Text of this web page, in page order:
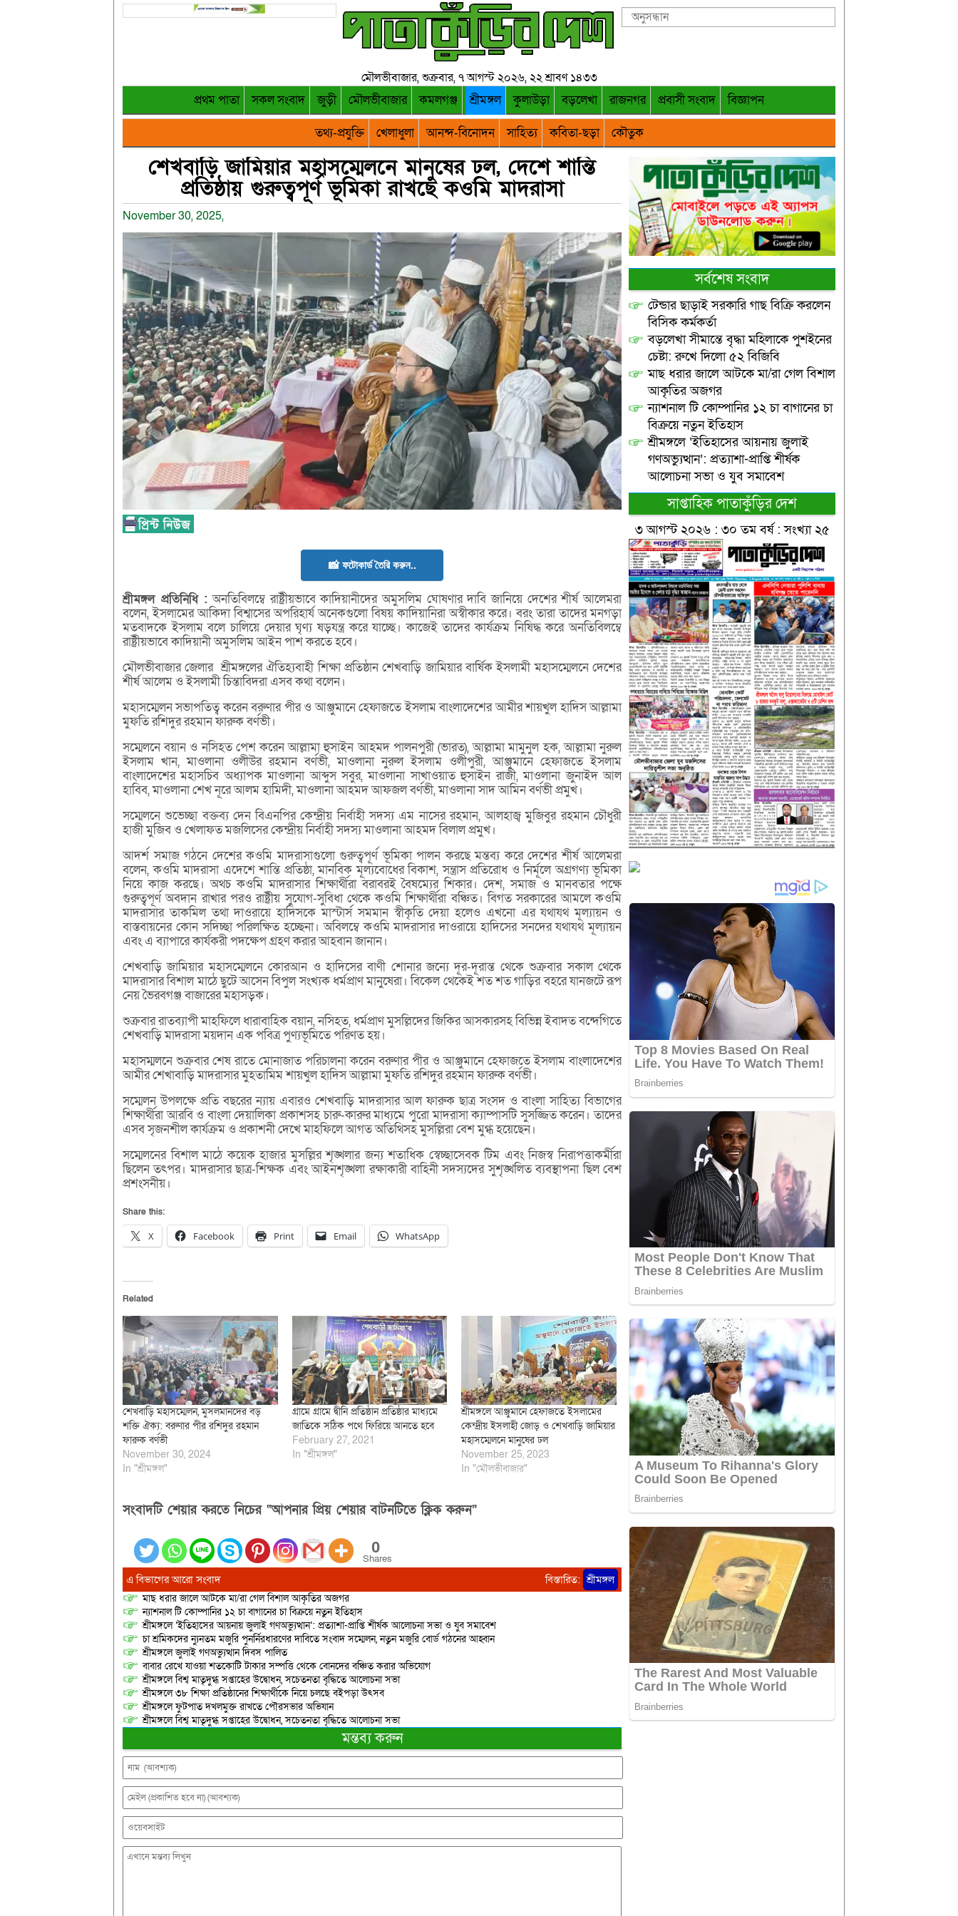
মৌলভীবাজার, শুক্রবার, ৭ আগস্ট ২০২৬, ২২ শ্রাবণ ১৪৩৩
প্রথম পাতা সকল সংবাদ জুড়ী মৌলভীবাজার কমলগঞ্জ শ্রীমঙ্গল কুলাউড়া বড়লেখা রাজনগর প্রবাসী সংবাদ
বিজ্ঞাপন
তথ্য-প্রযুক্তি
খেলাধুলা আনন্দ-বিনোদন সাহিত্য কবিতা-ছড়া কৌতুক
শেখবাড়ি জামিয়ার মহাসম্মেলনে মানুষের ঢল, দেশে শান্তি
প্রতিষ্ঠায় গুরুত্বপূর্ণ ভূমিকা রাখছে কওমি মাদরাসা
November 30, 2025,
📸 ফটোকার্ড তৈরি করুন..
শ্রীমঙ্গল প্রতিনিধি : অনতিবিলম্বে রাষ্ট্রীয়ভাবে কাদিয়ানীদের অমুসলিম ঘোষণার দাবি জানিয়ে দেশের শীর্ষ আলেমরা
বলেন, ইসলামের আকিদা বিশ্বাসের অপরিহার্য অনেকগুলো বিষয় কাদিয়ানিরা অস্বীকার করে। বরং তারা তাদের মনগড়া
মতবাদকে ইসলাম বলে চালিয়ে দেয়ার ঘৃণ্য ষড়যন্ত্র করে যাচ্ছে। কাজেই তাদের কার্যক্রম নিষিদ্ধ করে অনতিবিলম্বে
রাষ্ট্রীয়ভাবে কাদিয়ানী অমুসলিম আইন পাশ করতে হবে।
মৌলভীবাজার জেলার শ্রীমঙ্গলের ঐতিহ্যবাহী শিক্ষা প্রতিষ্ঠান শেখবাড়ি জামিয়ার বার্ষিক ইসলামী মহাসম্মেলনে দেশের
শীর্ষ আলেম ও ইসলামী চিন্তাবিদরা এসব কথা বলেন।
মহাসম্মেলন সভাপতিত্ব করেন বরুণার পীর ও আঞ্জুমানে হেফাজতে ইসলাম বাংলাদেশের আমীর শায়খুল হাদিস আল্লামা
মুফতি রশিদুর রহমান ফারুক বর্ণভী।
সম্মেলনে বয়ান ও নসিহত পেশ করেন আল্লামা হুসাইন আহমদ পালনপুরী (ভারত), আল্লামা মামুনুল হক, আল্লামা নুরুল
ইসলাম খান, মাওলানা ওলীউর রহমান বর্ণভী, মাওলানা নুরুল ইসলাম ওলীপুরী, আঞ্জুমানে হেফাজতে ইসলাম
বাংলাদেশের মহাসচিব অধ্যাপক মাওলানা আব্দুস সবুর, মাওলানা সাখাওয়াত হুসাইন রাজী, মাওলানা জুনাইদ আল
হাবিব, মাওলানা শেখ নূরে আলম হামিদী, মাওলানা আহমদ আফজল বর্ণভী, মাওলানা সাদ আমিন বর্ণভী প্রমুখ।
সম্মেলনে শুভেচ্ছা বক্তব্য দেন বিএনপির কেন্দ্রীয় নির্বাহী সদস্য এম নাসের রহমান, আলহাজ্ব মুজিবুর রহমান চৌধুরী
হাজী মুজিব ও খেলাফত মজলিসের কেন্দ্রীয় নির্বাহী সদস্য মাওলানা আহমদ বিলাল প্রমুখ।
আদর্শ সমাজ গঠনে দেশের কওমি মাদরাসাগুলো গুরুত্বপূর্ণ ভূমিকা পালন করছে মন্তব্য করে দেশের শীর্ষ আলেমরা
বলেন, কওমি মাদরাসা এদেশে শান্তি প্রতিষ্ঠা, মানবিক মূল্যবোধের বিকাশ, সন্ত্রাস প্রতিরোধ ও নির্মূলে অগ্রগণ্য ভূমিকা
নিয়ে কাজ করছে। অথচ কওমি মাদরাসার শিক্ষার্থীরা বরাবরই বৈষম্যের শিকার। দেশ, সমাজ ও মানবতার পক্ষে
গুরুত্বপূর্ণ অবদান রাখার পরও রাষ্ট্রীয় সুযোগ-সুবিধা থেকে কওমি শিক্ষার্থীরা বঞ্চিত। বিগত সরকারের আমলে কওমি
মাদরাসার তাকমিল তথা দাওরায়ে হাদিসকে মাস্টার্স সমমান স্বীকৃতি দেয়া হলেও এখনো এর যথাযথ মূল্যায়ন ও
বাস্তবায়নের কোন সদিচ্ছা পরিলক্ষিত হচ্ছেনা। অবিলম্বে কওমি মাদরাসার দাওরায়ে হাদিসের সনদের যথাযথ মূল্যায়ন
এবং এ ব্যাপারে কার্যকরী পদক্ষেপ গ্রহণ করার আহবান জানান।
শেখবাড়ি জামিয়ার মহাসম্মেলনে কোরআন ও হাদিসের বাণী শোনার জন্যে দূর-দূরান্ত থেকে শুক্রবার সকাল থেকে
মাদরাসার বিশাল মাঠে ছুটে আসেন বিপুল সংখ্যক ধর্মপ্রাণ মানুষেরা। বিকেল থেকেই শত শত গাড়ির বহরে যানজটে রূপ
নেয় ভৈরবগঞ্জ বাজারের মহাসড়ক।
শুক্রবার রাতব্যাপী মাহফিলে ধারাবাহিক বয়ান, নসিহত, ধর্মপ্রাণ মুসল্লিদের জিকির আসকারসহ বিভিন্ন ইবাদত বন্দেগিতে
শেখবাড়ি মাদরাসা ময়দান এক পবিত্র পুণ্যভূমিতে পরিণত হয়।
মহাসম্মলনে শুক্রবার শেষ রাতে মোনাজাত পরিচালনা করেন বরুণার পীর ও আঞ্জুমানে হেফাজতে ইসলাম বাংলাদেশের
আমীর শেখাবাড়ি মাদরাসার মুহতামিম শায়খুল হাদিস আল্লামা মুফতি রশিদুর রহমান ফারুক বর্ণভী।
সম্মেলন উপলক্ষে প্রতি বছরের ন্যায় এবারও শেখবাড়ি মাদরাসার আল ফারুক ছাত্র সংসদ ও বাংলা সাহিত্য বিভাগের
শিক্ষার্থীরা আরবি ও বাংলা দেয়ালিকা প্রকাশসহ চারু-কারুর মাধ্যমে পুরো মাদরাসা ক্যাম্পাসটি সুসজ্জিত করেন। তাদের
এসব সৃজনশীল কার্যক্রম ও প্রকাশনী দেখে মাহফিলে আগত অতিথিসহ মুসল্লিরা বেশ মুগ্ধ হয়েছেন।
সম্মেলনের বিশাল মাঠে কয়েক হাজার মুসল্লির শৃঙ্খলার জন্য শতাধিক স্বেচ্ছাসেবক টিম এবং নিজস্ব নিরাপত্তাকর্মীরা
ছিলেন তৎপর। মাদরাসার ছাত্র-শিক্ষক এবং আইনশৃঙ্খলা রক্ষাকারী বাহিনী সদস্যদের সুশৃঙ্খলিত ব্যবস্থাপনা ছিল বেশ
প্রশংসনীয়।
Share this:
X Facebook Print Email WhatsApp
Related
শেখবাড়ি মহাসম্মেলন, মুসলমানদের বড়
শক্তি ঐক্য: বরুণার পীর রশিদুর রহমান
ফারুক বর্ণভী
November 30, 2024
In "শ্রীমঙ্গল"
গ্রামে গ্রামে দ্বীনি প্রতিষ্ঠান প্রতিষ্ঠার মাধ্যমে
জাতিকে সঠিক পথে ফিরিয়ে আনতে হবে
February 27, 2021
In "শ্রীমঙ্গল"
শ্রীমঙ্গলে আঞ্জুমানে হেফাজতে ইসলামের
কেন্দ্রীয় ইসলাহী জোড় ও শেখবাড়ি জামিয়ার
মহাসম্মেলনে মানুষের ঢল
November 25, 2023
In "মৌলভীবাজার"
সংবাদটি শেয়ার করতে নিচের “আপনার প্রিয় শেয়ার বাটনটিতে ক্লিক করুন”
0
Shares
এ বিভাগের আরো সংবাদ বিস্তারিত: শ্রীমঙ্গল
মাছ ধরার জালে আটকে মা/রা গেল বিশাল আকৃতির অজগর
ন্যাশনাল টি কোম্পানির ১২ চা বাগানের চা বিক্রয়ে নতুন ইতিহাস
শ্রীমঙ্গলে ‘ইতিহাসের আয়নায় জুলাই গণঅভ্যুত্থান’: প্রত্যাশা-প্রাপ্তি শীর্ষক আলোচনা সভা ও যুব সমাবেশ
চা শ্রমিকদের ন্যুনতম মজুরি পুনর্নিরধারণের দাবিতে সংবাদ সম্মেলন, নতুন মজুরি বোর্ড গঠনের আহ্বান
শ্রীমঙ্গলে জুলাই গণঅভ্যুত্থান দিবস পালিত
বাবার রেখে যাওয়া শতকোটি টাকার সম্পত্তি থেকে বোনদের বঞ্চিত করার অভিযোগ
শ্রীমঙ্গলে বিশ্ব মাতৃদুগ্ধ সপ্তাহের উদ্বোধন, সচেতনতা বৃদ্ধিতে আলোচনা সভা
শ্রীমঙ্গলে ৩৮ শিক্ষা প্রতিষ্ঠানের শিক্ষার্থীকে নিয়ে চলছে বইপড়া উৎসব
শ্রীমঙ্গলে ফুটপাত দখলমুক্ত রাখতে পৌরসভার অভিযান
শ্রীমঙ্গলে বিশ্ব মাতৃদুগ্ধ সপ্তাহের উদ্বোধন, সচেতনতা বৃদ্ধিতে আলোচনা সভা
মন্তব্য করুন
সর্বশেষ সংবাদ
টেন্ডার ছাড়াই সরকারি গাছ বিক্রি করলেন
বিসিক কর্মকর্তা
বড়লেখা সীমান্তে বৃদ্ধা মহিলাকে পুশইনের
চেষ্টা: রুখে দিলো ৫২ বিজিবি
মাছ ধরার জালে আটকে মা/রা গেল বিশাল
আকৃতির অজগর
ন্যাশনাল টি কোম্পানির ১২ চা বাগানের চা
বিক্রয়ে নতুন ইতিহাস
শ্রীমঙ্গলে ‘ইতিহাসের আয়নায় জুলাই
গণঅভ্যুত্থান’: প্রত্যাশা-প্রাপ্তি শীর্ষক
আলোচনা সভা ও যুব সমাবেশ
সাপ্তাহিক পাতাকুঁড়ির দেশ
৩ আগস্ট ২০২৬ : ৩০ তম বর্ষ : সংখ্যা ২৫